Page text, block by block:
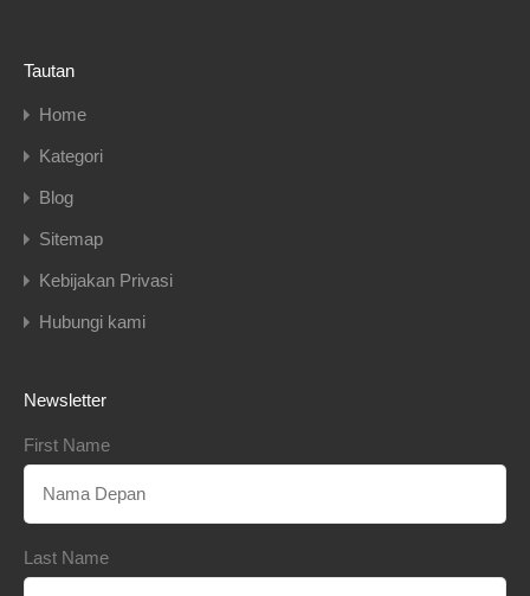
Tautan
Home
Kategori
Blog
Sitemap
Kebijakan Privasi
Hubungi kami
Newsletter
First Name
Last Name